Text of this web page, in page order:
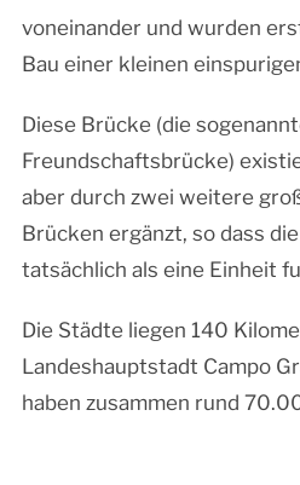
voneinander und wurden
Bau einer kleinen
Diese Brücke (die
Freundschaftsbrücke)
aber durch zwei weitere
Brücken ergänzt, so dass
tatsächlich als eine Einheit
Die Städte liegen 140
Landeshauptstadt Campo
haben zusammen rund